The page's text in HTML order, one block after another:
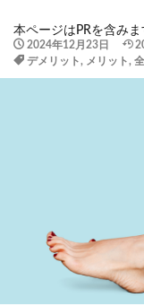
本ページはPRを含みま
2024年12月23日
デメリット, メリット,